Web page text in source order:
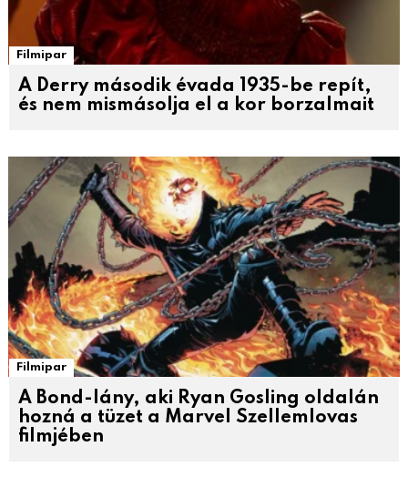
Filmipar
A Derry második évada 1935-be repít,
és nem mismásolja el a kor borzalmait
Filmipar
A Bond-lány, aki Ryan Gosling oldalán
hozná a tüzet a Marvel Szellemlovas
filmjében